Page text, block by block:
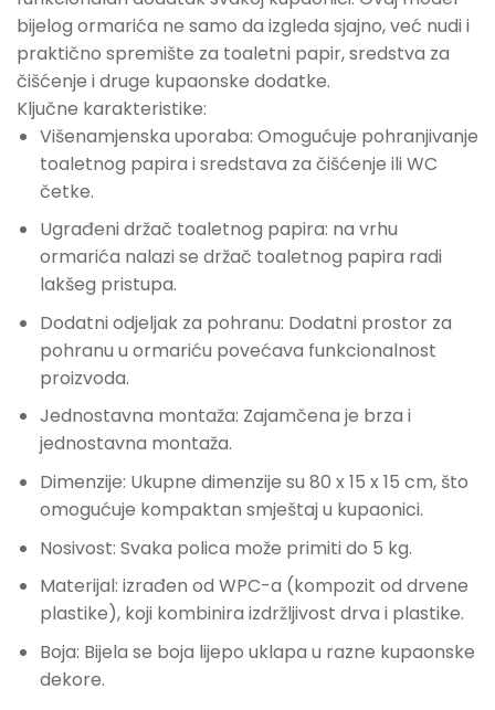
bijelog ormarića ne samo da izgleda sjajno, već nudi i
praktično spremište za toaletni papir, sredstva za
čišćenje i druge kupaonske dodatke.
Ključne karakteristike:
Višenamjenska uporaba: Omogućuje pohranjivanje
toaletnog papira i sredstava za čišćenje ili WC
četke.
Ugrađeni držač toaletnog papira: na vrhu
ormarića nalazi se držač toaletnog papira radi
lakšeg pristupa.
Dodatni odjeljak za pohranu: Dodatni prostor za
pohranu u ormariću povećava funkcionalnost
proizvoda.
Jednostavna montaža: Zajamčena je brza i
jednostavna montaža.
Dimenzije: Ukupne dimenzije su 80 x 15 x 15 cm, što
omogućuje kompaktan smještaj u kupaonici.
Nosivost: Svaka polica može primiti do 5 kg.
Materijal: izrađen od WPC-a (kompozit od drvene
plastike), koji kombinira izdržljivost drva i plastike.
Boja: Bijela se boja lijepo uklapa u razne kupaonske
dekore.